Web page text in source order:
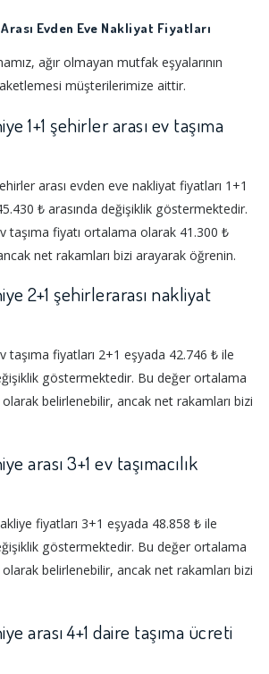
Evden Eve Nakliyat Fiyatları
ağır olmayan mutfak eşyalarının
müşterilerimize aittir.
1+1 şehirler arası ev taşıma
arası evden eve nakliyat fiyatları 1+1
₺ arasında değişiklik göstermektedir.
taşıma fiyatı ortalama olarak 41.300 ₺
net rakamları bizi arayarak öğrenin.
2+1 şehirlerarası nakliyat
taşıma fiyatları 2+1 eşyada 42.746 ₺ ile
göstermektedir. Bu değer ortalama
belirlenebilir, ancak net rakamları bizi
arası 3+1 ev taşımacılık
fiyatları 3+1 eşyada 48.858 ₺ ile
göstermektedir. Bu değer ortalama
belirlenebilir, ancak net rakamları bizi
arası 4+1 daire taşıma ücreti